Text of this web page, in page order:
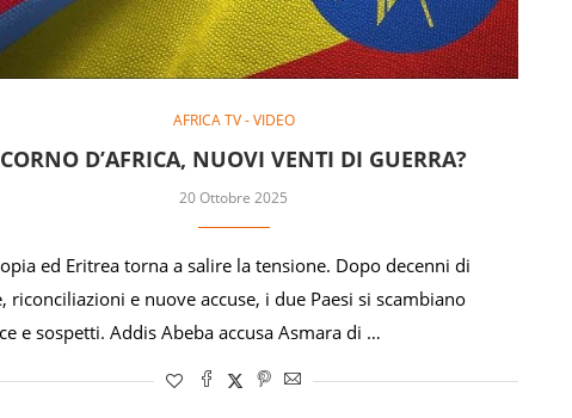
AFRICA TV - VIDEO
CORNO D’AFRICA, NUOVI VENTI DI GUERRA?
20 Ottobre 2025
ed Eritrea torna a salire la tensione. Dopo decenni di
riconciliazioni e nuove accuse, i due Paesi si scambiano
e sospetti. Addis Abeba accusa Asmara di …